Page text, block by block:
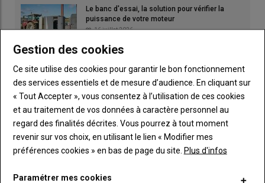
Le banc d'essai, la solution pour vérifier la
puissance de votre moteur
16 juillet 2026
exceptionnellement précoce »
06 août 2026
Gestion des cookies
Ce site utilise des cookies pour garantir le bon fonctionnement
des services essentiels et de mesure d’audience. En cliquant sur
« Tout Accepter », vous consentez à l’utilisation de ces cookies
et au traitement de vos données à caractère personnel au
regard des finalités décrites. Vous pourrez à tout moment
revenir sur vos choix, en utilisant le lien « Modifier mes
préférences cookies » en bas de page du site. Plus d'infos
Paramétrer mes cookies